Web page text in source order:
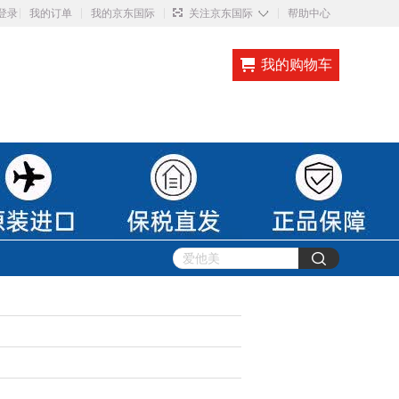
录 我的订单 我的京东国际 关注京东国际 ◇ 帮助中心
我的购物车